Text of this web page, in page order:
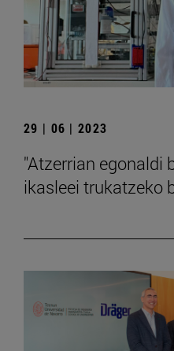
29 | 06 | 2023
"Atzerrian egonaldi
ikasleei trukatzeko